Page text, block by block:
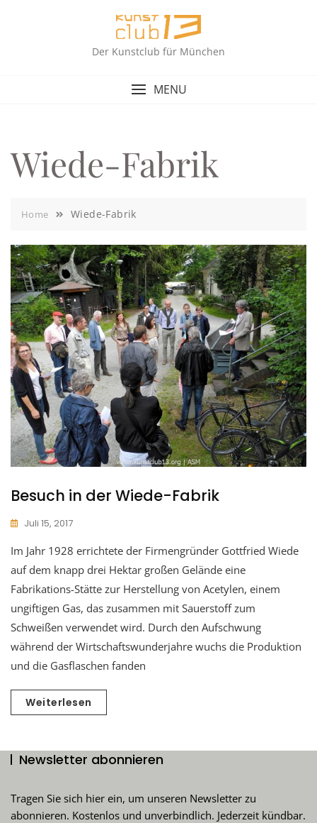
Der Kunstclub für München
MENU
Wiede-Fabrik
Home Wiede-Fabrik
Besuch in der Wiede-Fabrik
Juli 15, 2017
Im Jahr 1928 errichtete der Firmengründer Gottfried Wiede
auf dem knapp drei Hektar großen Gelände eine
Fabrikations-Stätte zur Herstellung von Acetylen, einem
ungiftigen Gas, das zusammen mit Sauerstoff zum
Schweißen verwendet wird. Durch den Aufschwung
während der Wirtschaftswunderjahre wuchs die Produktion
und die Gasflaschen fanden
Weiterlesen
Newsletter abonnieren
Tragen Sie sich hier ein, um unseren Newsletter zu
abonnieren. Kostenlos und unverbindlich. Jederzeit kündbar.